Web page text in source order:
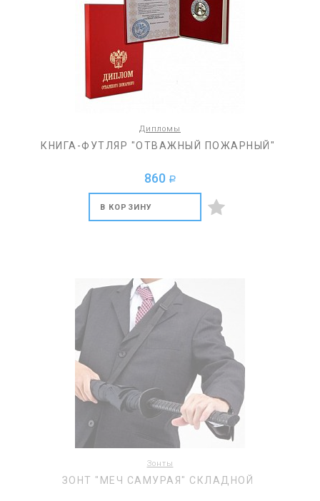
Дипломы
КНИГА-ФУТЛЯР "ОТВАЖНЫЙ ПОЖАРНЫЙ"
860 a
В КОРЗИНУ
Зонты
ЗОНТ "МЕЧ САМУРАЯ" СКЛАДНОЙ